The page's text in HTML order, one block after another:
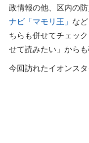
政情報の他、区内の
ナビ「マモリ王」 な
ちらも併せてチェッ
せて読みたい」からも
今回訪れたイオンス